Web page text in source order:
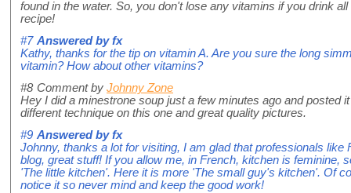
found in the water. So, you don't lose any vitamins if you drink
recipe!
#7 Answered byfx
Kathy, thanks for the tip on vitamin A. Are you sure the long
vitamin? How about other vitamins?
#8 Comment by Johnny Zone
Hey I did a minestrone soup just a few minutes ago and posted
different technique on this one and great quality pictures.
#9 Answered byfx
Johnny, thanks a lot for visiting, I am glad that professionals
blog, great stuff! If you allow me, in French, kitchen is feminine,
'The little kitchen'. Here it is more 'The small guy's kitchen'. Of
notice it so never mind and keep the good work!